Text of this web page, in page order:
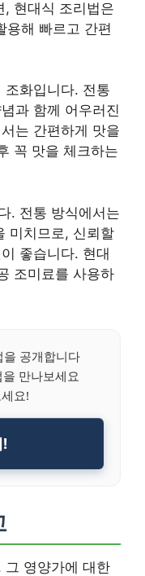
, 현대식 조리법은
용해 빠르고 간편
조화입니다. 전통
과 함께 어우러진
는 간편하게 맛을
꼭 맛을 체크하는
. 전통 방식에서는
미치므로, 신뢰할
좋습니다. 현대
조미료를 사용하
공개합니다
만나보세요
요!
그 영양가에 대한